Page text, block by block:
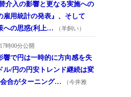
介入の影響と更なる実施への
雇用統計の発表』、そして
への思惑(利上…
（羊飼い）
時00分公開
響で円は一時的に方向感を失
ル/円の円安トレンド継続は変
合がターニング…
（今井雅